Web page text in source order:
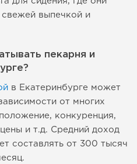
свежей выпечкой и
пекарня и
в Екатеринбурге может
от многих
конкуренция,
и т.д. Средний доход
составлять от 300 тысяч